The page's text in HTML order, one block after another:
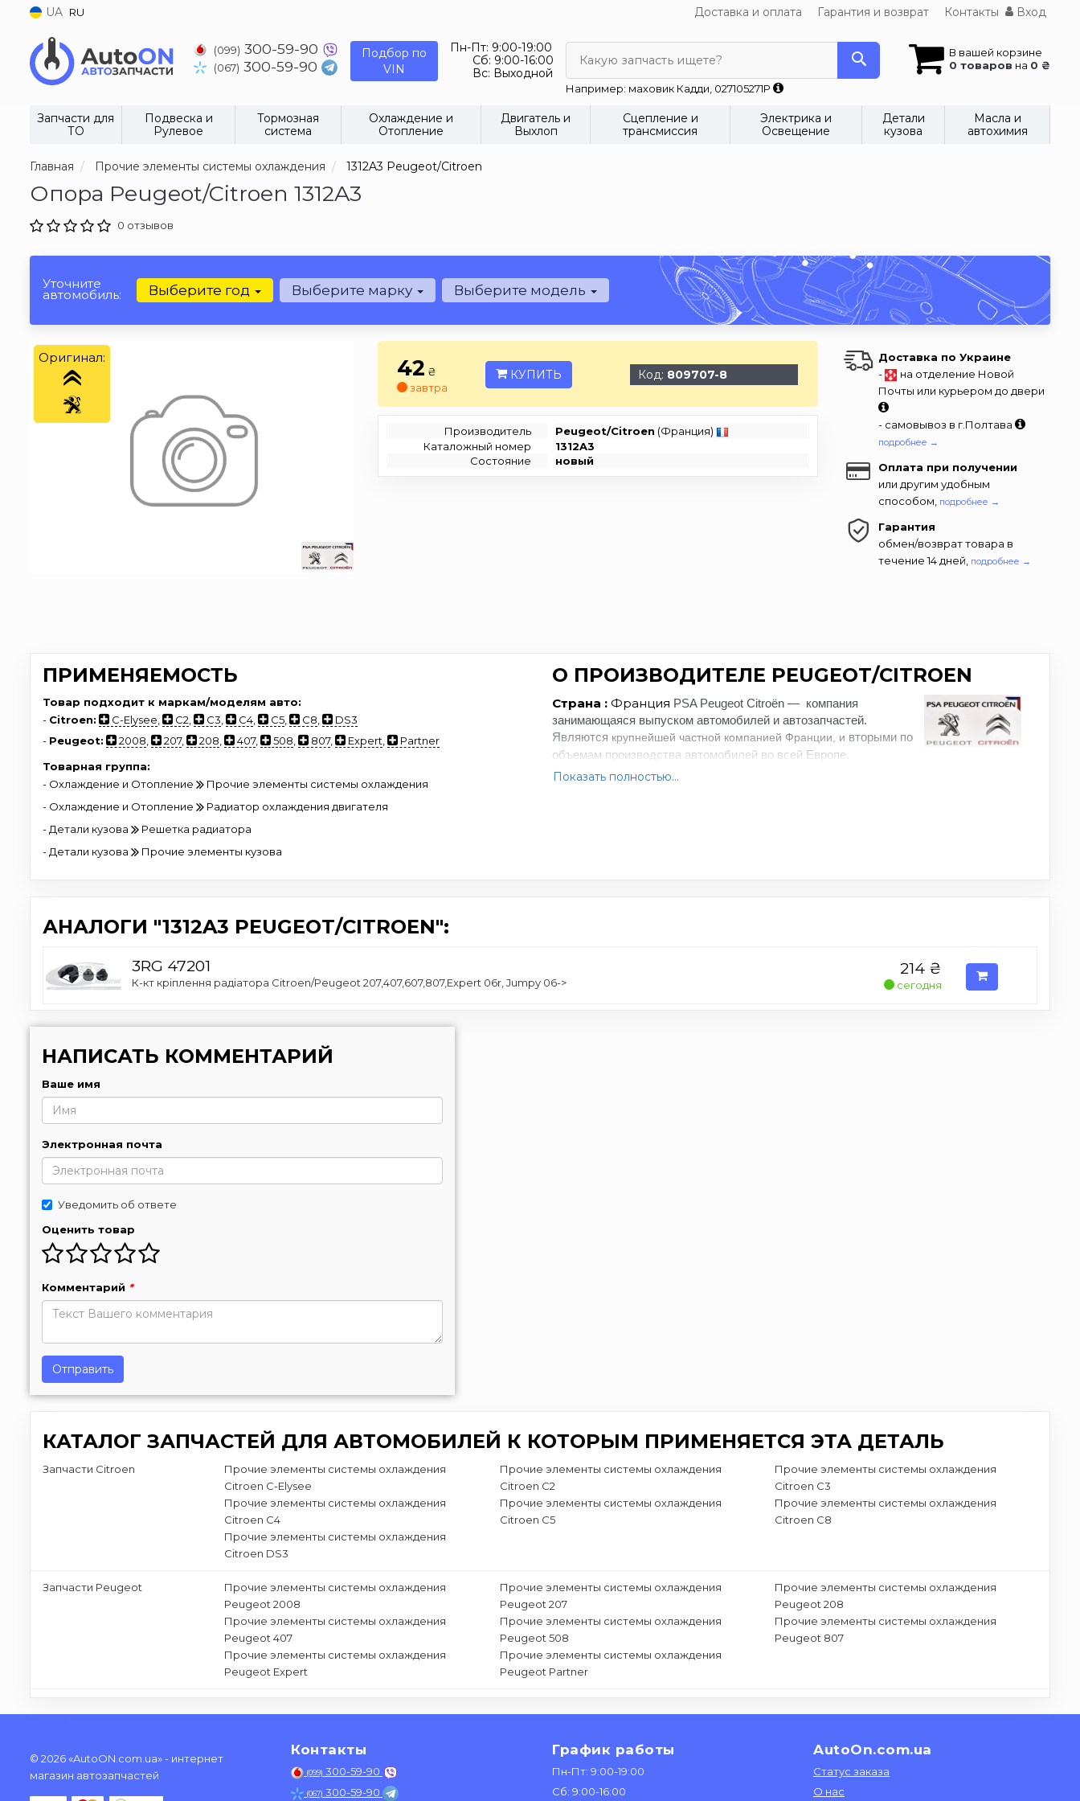
UA RU Доставка и оплата Гарантия и возврат Контакты Вход
(099) 300-59-90
(067) 300-59-90
Подбор по
VIN
Пн-Пт: 9:00-19:00
Сб: 9:00-16:00
Вс: Выходной
В вашей корзине
0 товаров на 0 ₴
Какую запчасть ищете?
Например: маховик Кадди, 027105271P
Запчасти для
ТО
Подвеска и
Рулевое
Тормозная
система
Охлаждение и
Отопление
Двигатель и
Выхлоп
Сцепление и
трансмиссия
Электрика и
Освещение
Детали
кузова
Масла и
автохимия
Главная Прочие элементы системы охлаждения 1312A3 Peugeot/Citroen
Опора Peugeot/Citroen 1312A3
0 отзывов
Уточните
автомобиль: Выберите год Выберите марку Выберите модель
Оригинал: 42 ₴
завтра
КУПИТЬ Код: 809707-8
Производитель Peugeot/Citroen (Франция)
Каталожный номер
1312A3
Состояние
новый
Доставка по Украине
-
на отделение Новой
Почты или курьером до двери
- самовывоз в г.Полтава
подробнее →
Оплата при получении
или другим удобным
способом, подробнее →
Гарантия
обмен/возврат товара в
течение 14 дней, подробнее →
ПРИМЕНЯЕМОСТЬ
Товар подходит к маркам/моделям авто:
- Citroen: C-Elysee C2 C3 C4 C5 C8
DS3
- Peugeot: 2008 207, 208 407, 508 807, Expert
Partner
Товарная группа:
- Охлаждение и Отопление
Прочие элементы системы охлаждения
- Охлаждение и Отопление
Радиатор охлаждения двигателя
- Детали кузова
Решетка радиатора
- Детали кузова
Прочие элементы кузова
О ПРОИЗВОДИТЕЛЕ PEUGEOT/CITROEN
Страна : Франция PSA Peugeot Citroën — компания
занимающаяся выпуском автомобилей и автозапчастей.
Являются крупнейшей частной компанией Франции, и вторыми по
объемам производства автомобилей во всей Европе.
Показать полностью...
АНАЛОГИ "1312A3 PEUGEOT/CITROEN":
3RG 47201
К-кт кріплення радіатора Citroen/Peugeot 207,407,607,807,Expert 06r, Jumpy 06->
214 ₴
сегодня
НАПИСАТЬ КОММЕНТАРИЙ
Ваше имя
Электронная почта
Уведомить об ответе
Оценить товар
Комментарий *
Отправить
КАТАЛОГ ЗАПЧАСТЕЙ ДЛЯ АВТОМОБИЛЕЙ К КОТОРЫМ ПРИМЕНЯЕТСЯ ЭТА ДЕТАЛЬ
Запчасти Citroen
Прочие элементы системы охлаждения
Citroen C-Elysee
Прочие элементы системы охлаждения
Citroen C2
Прочие элементы системы охлаждения
Citroen C3
Прочие элементы системы охлаждения
Citroen C4
Прочие элементы системы охлаждения
Citroen C5
Прочие элементы системы охлаждения
Citroen C8
Прочие элементы системы охлаждения
Citroen DS3
Запчасти Peugeot
Прочие элементы системы охлаждения
Peugeot 2008
Прочие элементы системы охлаждения
Peugeot 207
Прочие элементы системы охлаждения
Peugeot 208
Прочие элементы системы охлаждения
Peugeot 407
Прочие элементы системы охлаждения
Peugeot 508
Прочие элементы системы охлаждения
Peugeot 807
Прочие элементы системы охлаждения
Peugeot Expert
Прочие элементы системы охлаждения
Peugeot Partner
© 2026 «AutoON.com.ua» - интернет
магазин автозапчастей
Контакты
(099) 300-59-90
(067) 300-59-90
График работы
Пн-Пт: 9:00-19:00
Сб: 9:00-16:00
AutoOn.com.ua
Статус заказа
О нас